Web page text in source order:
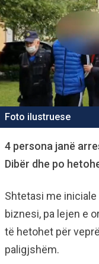
Foto ilustruese
4 persona janë
Dibër dhe po
Shtetasi me iniciale
biznesi, pa lejen e
të hetohet për
paligjshëm.